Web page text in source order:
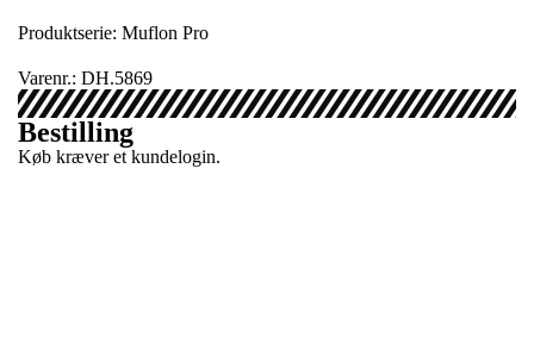
Produktserie: Muflon Pro
Varenr.: DH.5869
Bestilling
Køb kræver et kundelogin.